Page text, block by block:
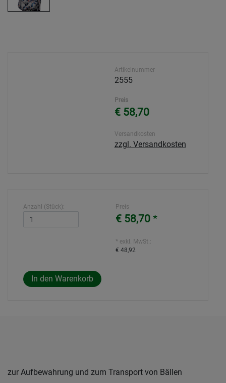
Artikelnummer
2555
Preis
€ 58,70
Versandkosten
zzgl. Versandkosten
Anzahl (Stück): Preis
€ 58,70 *
* exkl. MwSt.:
€ 48,92
zur Aufbewahrung und zum Transport von Bällen